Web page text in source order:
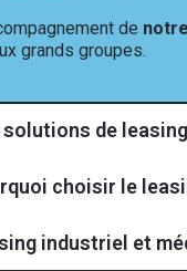
de
grands groupes.
solutions de
choisir le
industriel et